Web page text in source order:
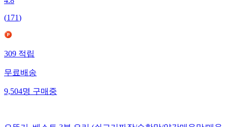
4.8
(171)
309적립
무료배송
9,504명구매중